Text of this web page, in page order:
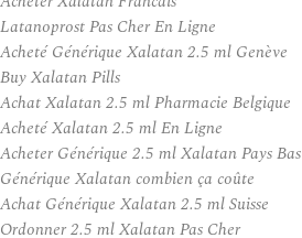
Latanoprost Pas Cher En Ligne
Acheté Générique Xalatan 2.5 ml Genève
Buy Xalatan Pills
Achat Xalatan 2.5 ml Pharmacie Belgique
Acheté Xalatan 2.5 ml En Ligne
Acheter Générique 2.5 ml Xalatan Pays Bas
Générique Xalatan combien ça coûte
Achat Générique Xalatan 2.5 ml Suisse
Ordonner 2.5 ml Xalatan Pas Cher